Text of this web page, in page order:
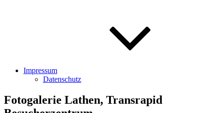
Impressum
Datenschutz
Fotogalerie Lathen, Transrapid